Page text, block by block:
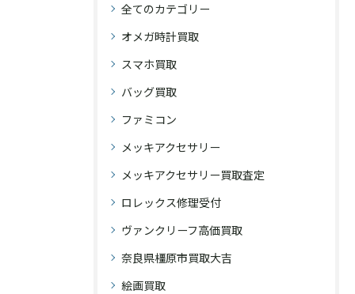
全てのカテゴリー
オメガ時計買取
スマホ買取
バッグ買取
ファミコン
メッキアクセサリー
メッキアクセサリー買取査定
ロレックス修理受付
ヴァンクリーフ高価買取
奈良県橿原市買取大吉
絵画買取